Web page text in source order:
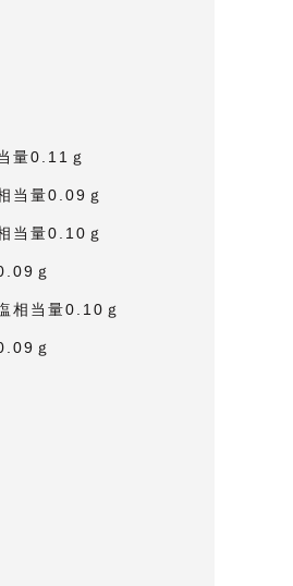
量0.11ｇ
量0.09ｇ
量0.10ｇ
ｇ
当量0.10ｇ
ｇ